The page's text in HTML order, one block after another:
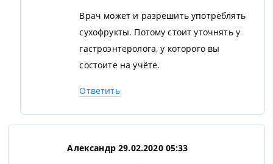
Врач может и разрешить употреблять
сухофрукты. Потому стоит уточнять у
гастроэнтеролога, у которого вы
состоите на учёте.
Ответить
Александр 29.02.2020 05:33